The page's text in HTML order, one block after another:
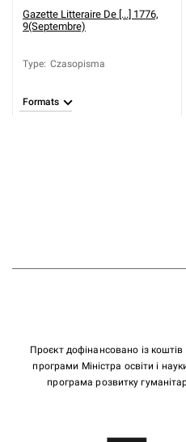
Gazette Litteraire De [...] 1776,
9(Septembre)
Type: Czasopisma
Formats
Проєкт дофінансовано із
програми Міністра освіти і
програма розвитку